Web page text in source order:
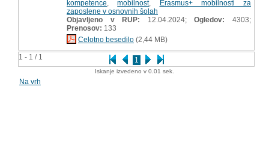
1 - 1 / 1 1
kompetence ,mobilnost,
Erasmus+ mobilnosti za
zaposlene v osnovnih šolah
Objavljeno v RUP: 12.04.2024;Ogledov:
4303;
Prenosov: 133
Celotno besedilo (2,44 MB)
Iskanje izvedeno v 0.01 sek.
Na vrh